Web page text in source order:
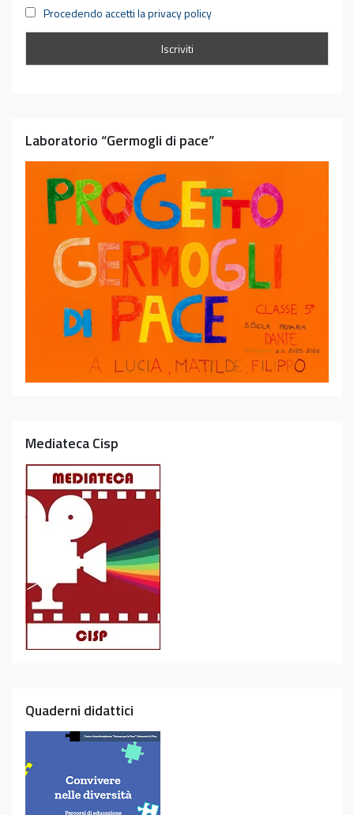
Procedendo accetti la privacy policy
Laboratorio “Germogli di pace”
Mediateca Cisp
Quaderni didattici